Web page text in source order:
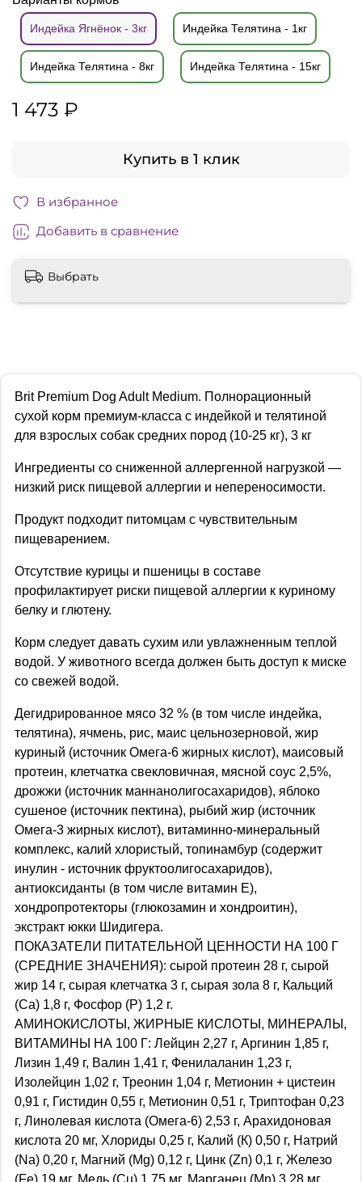
Индейка Ягнёнок - 3кг Индейка Телятина - 1кг
Индейка Телятина - 8кг Индейка Телятина - 15кг
1 473 ₽
Купить в 1 клик
В избранное
Добавить в сравнение
Выбрать
Brit Premium Dog Adult Medium. Полнорационный
сухой корм премиум-класса с индейкой и телятиной
для взрослых собак средних пород (10-25 кг), 3 кг
Ингредиенты со сниженной аллергенной нагрузкой —
низкий риск пищевой аллергии и непереносимости.
Продукт подходит питомцам с чувствительным
пищеварением.
Отсутствие курицы и пшеницы в составе
профилактирует риски пищевой аллергии к куриному
белку и глютену.
Корм следует давать сухим или увлажненным теплой
водой. У животного всегда должен быть доступ к миске
со свежей водой.
Дегидрированное мясо 32 % (в том числе индейка,
телятина), ячмень, рис, маис цельнозерновой, жир
куриный (источник Омега-6 жирных кислот), маисовый
протеин, клетчатка свекловичная, мясной соус 2,5%,
дрожжи (источник маннанолигосахаридов), яблоко
сушеное (источник пектина), рыбий жир (источник
Омега-3 жирных кислот), витаминно-минеральный
комплекс, калий хлористый, топинамбур (содержит
инулин - источник фруктоолигосахаридов),
антиоксиданты (в том числе витамин Е),
хондропротекторы (глюкозамин и хондроитин),
экстракт юкки Шидигера.
ПОКАЗАТЕЛИ ПИТАТЕЛЬНОЙ ЦЕННОСТИ НА 100 Г
(СРЕДНИЕ ЗНАЧЕНИЯ): сырой протеин 28 г, сырой
жир 14 г, сырая клетчатка 3 г, сырая зола 8 г, Кальций
(Са) 1,8 г, Фосфор (Р) 1,2 г.
АМИНОКИСЛОТЫ, ЖИРНЫЕ КИСЛОТЫ, МИНЕРАЛЫ,
ВИТАМИНЫ НА 100 Г: Лейцин 2,27 г, Аргинин 1,85 г,
Лизин 1,49 г, Валин 1,41 г, Фенилаланин 1,23 г,
Изолейцин 1,02 г, Треонин 1,04 г, Метионин + цистеин
0,91 г, Гистидин 0,55 г, Метионин 0,51 г, Триптофан 0,23
г, Линолевая кислота (Омега-6) 2,53 г, Арахидоновая
кислота 20 мг, Хлориды 0,25 г, Калий (К) 0,50 г, Натрий
(Na) 0,20 г, Магний (Mg) 0,12 г, Цинк (Zn) 0,1 г, Железо